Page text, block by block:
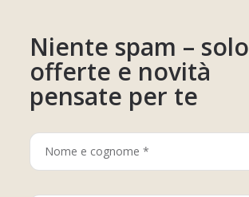
Niente spam – solo
offerte e novità
pensate per te